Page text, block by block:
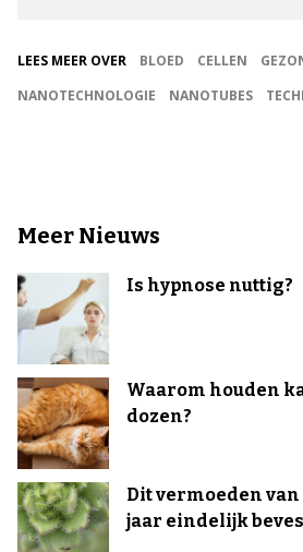
LEES MEER OVER BLOED CELLEN
NANOTECHNOLOGIE
NANOTUBES
Meer Nieuws
Is hypnose nuttig?
Waarom houden
dozen?
Dit vermoeden van
jaar eindelijk